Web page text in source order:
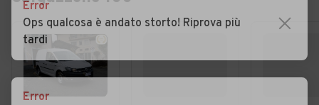
Error
Ops qualcosa è andato storto! Riprova più
tardi
Error